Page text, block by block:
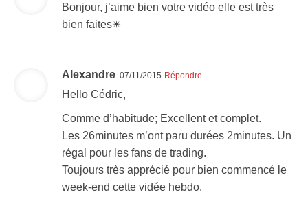
Bonjour, j’aime bien votre vidéo elle est très
bien faites✴
Alexandre 07/11/2015 Répondre
Hello Cédric,
Comme d’habitude; Excellent et complet.
Les 26minutes m’ont paru durées 2minutes. Un
régal pour les fans de trading.
Toujours très apprécié pour bien commencé le
week-end cette vidée hebdo.